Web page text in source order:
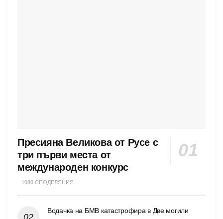
Пресияна Великова от Русе с
три първи места от
международен конкурс
1080 СПОДЕЛЯНИЯ
Водачка на БМВ катастрофира в Две могили